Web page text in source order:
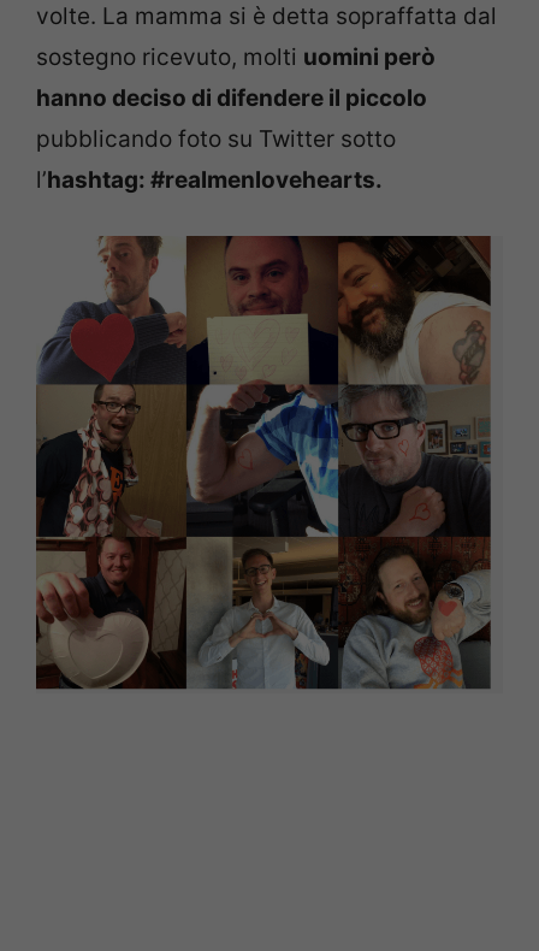
volte. La mamma si è detta sopraffatta dal
sostegno ricevuto, molti uomini però
hanno deciso di difendere il piccolo
pubblicando foto su Twitter sotto
l’hashtag: #realmenlovehearts.